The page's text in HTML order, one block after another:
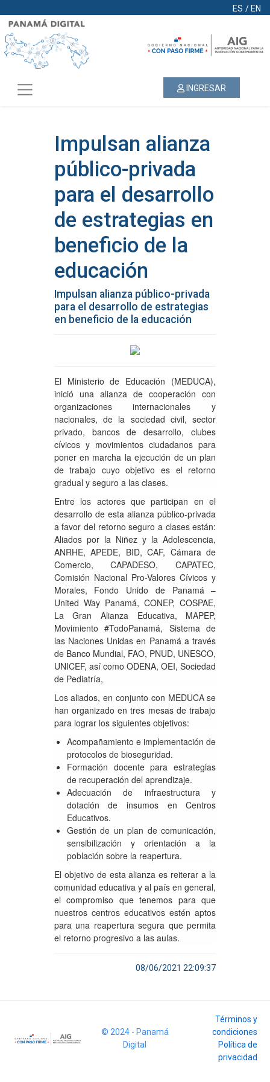
ES / EN
INGRESAR
Impulsan alianza
público-privada
para el desarrollo
de estrategias en
beneficio de la
educación
Impulsan alianza público-privada
para el desarrollo de estrategias
en beneficio de la educación
El Ministerio de Educación (MEDUCA),
inició una alianza de cooperación con
organizaciones internacionales y
nacionales, de la sociedad civil, sector
privado, bancos de desarrollo, clubes
cívicos y movimientos ciudadanos para
poner en marcha la ejecución de un plan
de trabajo cuyo objetivo es el retorno
gradual y seguro a las clases.
Entre los actores que participan en el
desarrollo de esta alianza público-privada
a favor del retorno seguro a clases están:
Aliados por la Niñez y la Adolescencia,
ANRHE, APEDE, BID, CAF, Cámara de
Comercio, CAPADESO, CAPATEC,
Comisión Nacional Pro-Valores Cívicos y
Morales, Fondo Unido de Panamá –
United Way Panamá, CONEP, COSPAE,
La Gran Alianza Educativa, MAPEP,
Movimiento #TodoPanamá, Sistema de
las Naciones Unidas en Panamá a través
de Banco Mundial, FAO, PNUD, UNESCO,
UNICEF, así como ODENA, OEI, Sociedad
de Pediatría,
Los aliados, en conjunto con MEDUCA se
han organizado en tres mesas de trabajo
para lograr los siguientes objetivos:
Acompañamiento e implementación de
protocolos de bioseguridad.
Formación docente para estrategias
de recuperación del aprendizaje.
Adecuación de infraestructura y
dotación de insumos en Centros
Educativos.
Gestión de un plan de comunicación,
sensibilización y orientación a la
población sobre la reapertura.
El objetivo de esta alianza es reiterar a la
comunidad educativa y al país en general,
el compromiso que tenemos para que
nuestros centros educativos estén aptos
para una reapertura segura que permita
el retorno progresivo a las aulas.
08/06/2021 22:09:37
© 2024 - Panamá
Digital
Términos y
condiciones
Política de
privacidad